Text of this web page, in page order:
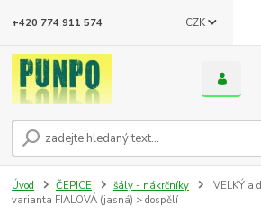
CZK
+420 774 911 574
Úvod ČEPICE šály - nákrčníky
VELKÝ a
varianta FIALOVÁ (jasná) > dospělí